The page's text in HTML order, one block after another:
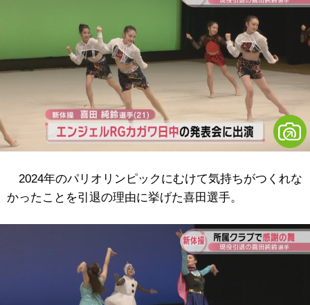
2024年のパリオリンピックにむけて気持ちがつくれな
かったことを引退の理由に挙げた喜田選手。